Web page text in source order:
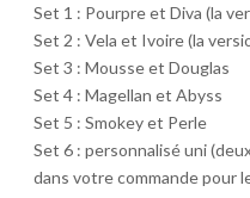
Set 1 : Pourpre et Diva (la
Set 2 : Vela et Ivoire (la
Set 3 : Mousse et Douglas
Set 4 : Magellan et Abyss
Set 5 : Smokey et Perle
Set 6 : personnalisé uni
dans votre commande pour